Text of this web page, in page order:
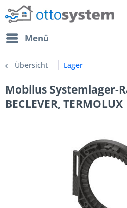
Menü
Übersicht Lager
Mobilus Systemlager-
BECLEVER, TERMOLUX